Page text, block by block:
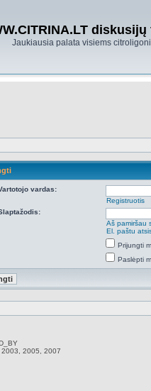
Jaukiausia palata visiems
vardas:
Registruotis
Aš pamiršau
El. paštu
Prijungti
Paslėpti
2005, 2007